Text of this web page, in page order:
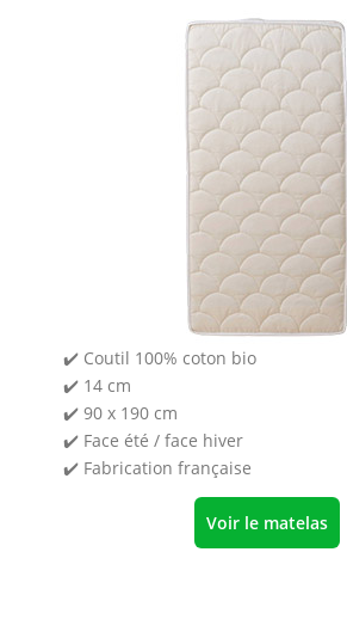
✔️ Coutil 100% coton bio
✔️ 14 cm
✔️ 90 x 190 cm
✔️ Face été / face hiver
✔️ Fabrication française
Voir le matelas